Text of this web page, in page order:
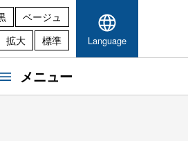
ベージュ
拡大 標準 Language
メニュー